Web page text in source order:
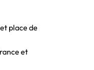
place de
et